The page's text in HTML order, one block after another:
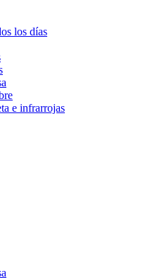
los días
e infrarrojas